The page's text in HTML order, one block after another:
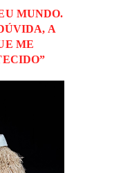
MUNDO.
A
ME